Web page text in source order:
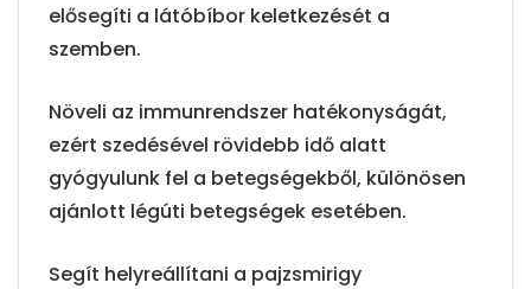
elősegíti a látóbíbor keletkezését a
szemben.
Növeli az immunrendszer hatékonyságát,
ezért szedésével rövidebb idő alatt
gyógyulunk fel a betegségekből, különösen
ajánlott légúti betegségek esetében.
Segít helyreállítani a pajzsmirigy